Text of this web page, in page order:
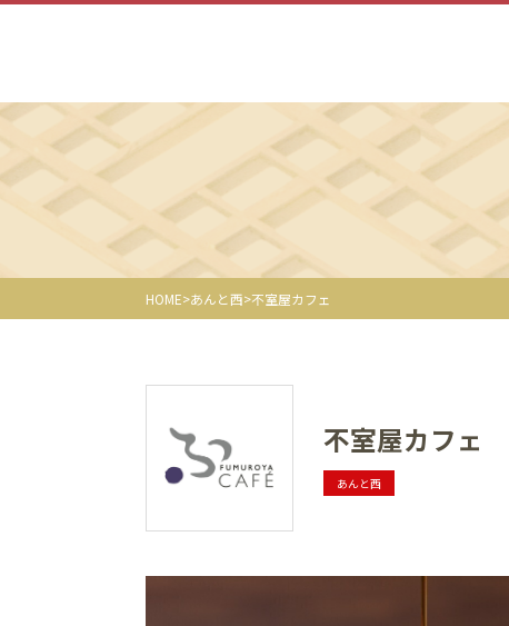
HOME あんと西 不室屋カフェ
不室屋カフェ
あんと西